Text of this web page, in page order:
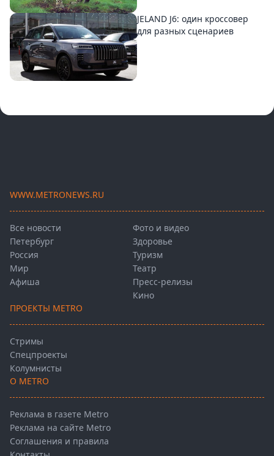
JELAND J6: один кроссовер
для разных сценариев
WWW.METRONEWS.RU
Все новости
Петербург
Россия
Мир
Афиша
Фото и видео
Здоровье
Туризм
Театр
Пресс-релизы
Кино
ПРОЕКТЫ METRO
Стримы
Спецпроекты
Колумнисты
О METRO
Реклама в газете Metro
Реклама на сайте Metro
Соглашения и правила